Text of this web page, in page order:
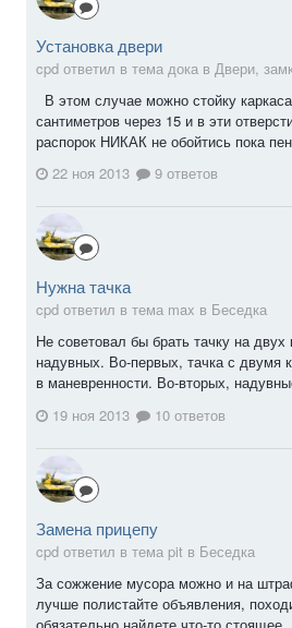
Установка двери
cpd ответил в тема дока в Двери,
В этом случае можно стойку
сантиметров через 15 и в эти
распорок НИКАК не обойтись пока
22 ноя 2013
9 ответов
Нужна тачка
cpd ответил в тема max в Беседка
Не советовал бы брать тачку на
надувных. Во-первых, тачка с двумя
в маневренности. Во-вторых,
19 ноя 2013
10 ответов
Замена прицепу
cpd ответил в тема pit в Беседка
За сожжение мусора можно и на
лучше полистайте объявления,